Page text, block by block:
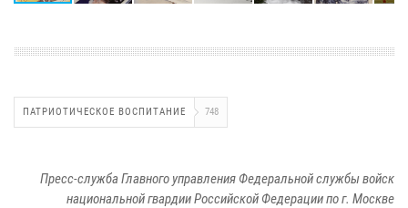
ПАТРИОТИЧЕСКОЕ ВОСПИТАНИЕ 748
Пресс-служба Главного управления Федеральной службы войск
национальной гвардии Российской Федерации по г. Москве